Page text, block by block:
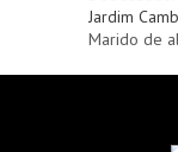
Jardim
Marido de